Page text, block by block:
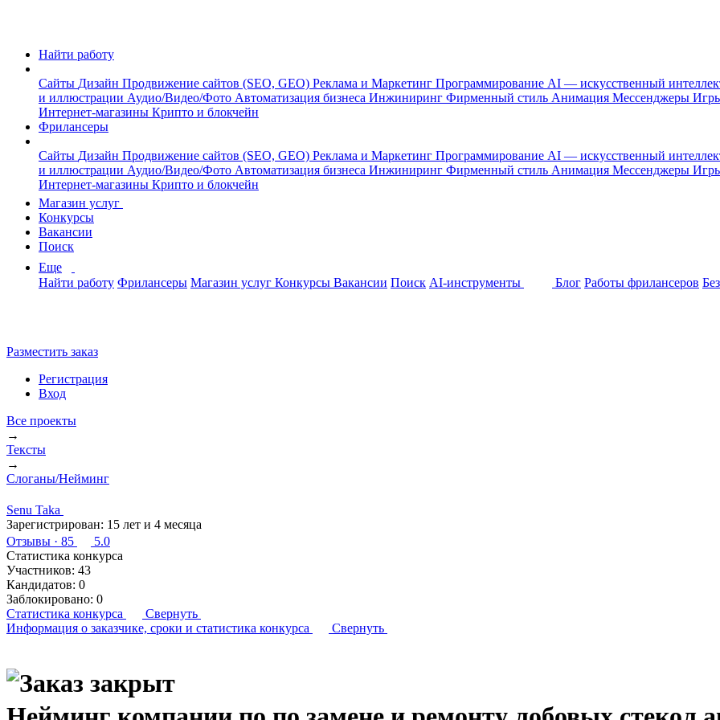
Найти работу
Сайты Дизайн Продвижение сайтов (SEO, GEO) Реклама и Маркетинг Программирование AI — искусственный
и иллюстрации Аудио/Видео/Фото Автоматизация бизнеса Инжиниринг Фирменный стиль Анимация Мессенджеры
Интернет-магазины Крипто и блокчейн
Фрилансеры
Сайты Дизайн Продвижение сайтов (SEO, GEO) Реклама и Маркетинг Программирование AI — искусственный
и иллюстрации Аудио/Видео/Фото Автоматизация бизнеса Инжиниринг Фирменный стиль Анимация Мессенджеры
Интернет-магазины Крипто и блокчейн
Магазин услуг
Конкурсы
Вакансии
Поиск
Еще
Найти работу Фрилансеры Магазин услуг Конкурсы Вакансии Поиск AI-инструменты Блог Работы фрилансеров
Разместить заказ
Регистрация
Вход
Все проекты
→
Тексты
→
Слоганы/Нейминг
Senu Taka
Зарегистрирован: 15 лет и 4 месяца
Отзывы · 85
5.0
Статистика конкурса
Участников: 43
Кандидатов: 0
Заблокировано: 0
Статистика конкурса
Свернуть
Информация о заказчике, сроки и статистика конкурса Свернуть